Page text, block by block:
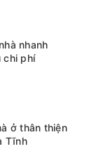
nhanh
chi phí
ở thân thiện
Tĩnh